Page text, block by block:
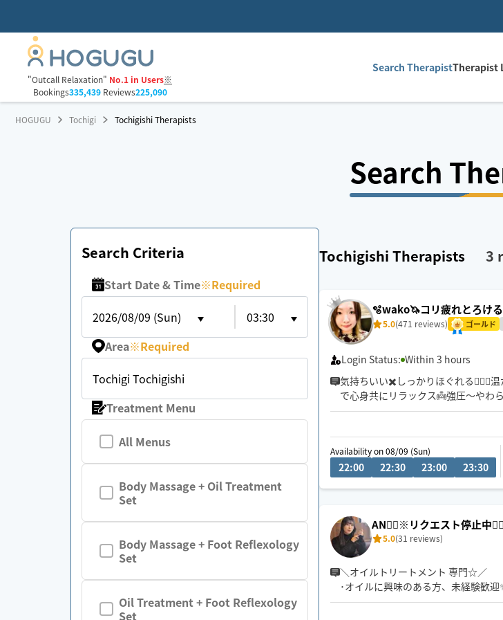
"Outcall Relaxation" No.1 in Users※
Bookings335,439Reviews225,090
Search TherapistTherapist
HOGUGU Tochigi Tochigishi Therapists
Search
Search Criteria
Start Date & Time※Required
2026/08/09 (Sun)
03:30
Area※Required
Tochigi Tochigishi
Treatment Menu
All Menus
Body Massage + Oil Treatment
Set
Body Massage + Foot Reflexology
Set
Oil Treatment + Foot Reflexology
Set
Tochigishi Therapists 3
🫧wako🦄コリ疲れとろけ
ケア🌿
5.0(471 reviews) ゴールド
Login Status: Within 3 hours
気持ちいい✖️しっかりほぐれる🧚🏻‍♀️
で心身共にリラックス👼強圧〜やわ
いたします✨
〜通常時の予約〜
事前の予約大歓迎🩵当日ご予約🆗✨
車🚗移動
数種類の精油を独自でブレンドした
イルから選んで頂けます💐
Availability on 08/09 (Sun)
22:00 22:30 23:00 23:30
AN💆‍♀️※リクエスト停止中🙇‍♀️
5.0(31 reviews)
＼オイルトリートメント 専門☆／
･オイルに興味のある方、未経験歓迎
･初回60分🆕アロマ、リフレ90分